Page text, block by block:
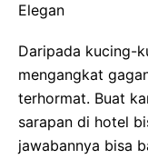
Elegan
Daripada kucing-
mengangkat
terhormat. Buat
sarapan di hotel
jawabannya bisa